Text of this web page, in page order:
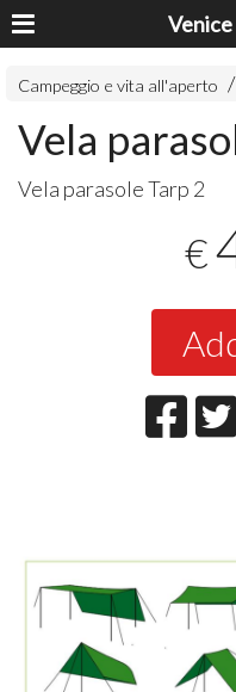
Campeggio e vita all'aperto
Vela
Vela parasole Tarp 2
€